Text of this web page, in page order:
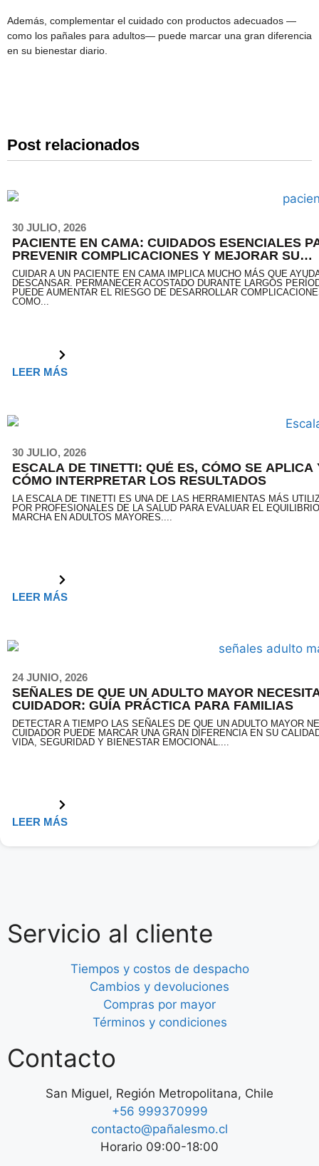
Además, complementar el cuidado con productos adecuados —
como los pañales para adultos— puede marcar una gran diferencia
en su bienestar diario.
Post relacionados
30 JULIO, 2026
PACIENTE EN CAMA: CUIDADOS ESENCIALES
PREVENIR COMPLICACIONES Y MEJORAR SU
CALIDAD DE VIDA
CUIDAR A UN PACIENTE EN CAMA IMPLICA MUCHO MÁS QUE
DESCANSAR. PERMANECER ACOSTADO DURANTE LARGOS
PUEDE AUMENTAR EL RIESGO DE DESARROLLAR
COMO...
LEER MÁS
30 JULIO, 2026
ESCALA DE TINETTI: QUÉ ES, CÓMO SE APLICA
CÓMO INTERPRETAR LOS RESULTADOS
LA ESCALA DE TINETTI ES UNA DE LAS HERRAMIENTAS MÁS
POR PROFESIONALES DE LA SALUD PARA EVALUAR EL
MARCHA EN ADULTOS MAYORES....
LEER MÁS
24 JUNIO, 2026
SEÑALES DE QUE UN ADULTO MAYOR
CUIDADOR: GUÍA PRÁCTICA PARA FAMILIAS
DETECTAR A TIEMPO LAS SEÑALES DE QUE UN ADULTO MAYOR
CUIDADOR PUEDE MARCAR UNA GRAN DIFERENCIA EN SU
VIDA, SEGURIDAD Y BIENESTAR EMOCIONAL....
LEER MÁS
Servicio al cliente
Tiempos y costos de despacho
Cambios y devoluciones
Compras por mayor
Términos y condiciones
Contacto
San Miguel, Región Metropolitana, Chile
+56 999370999
contacto@pañalesmo.cl
Horario 09:00-18:00